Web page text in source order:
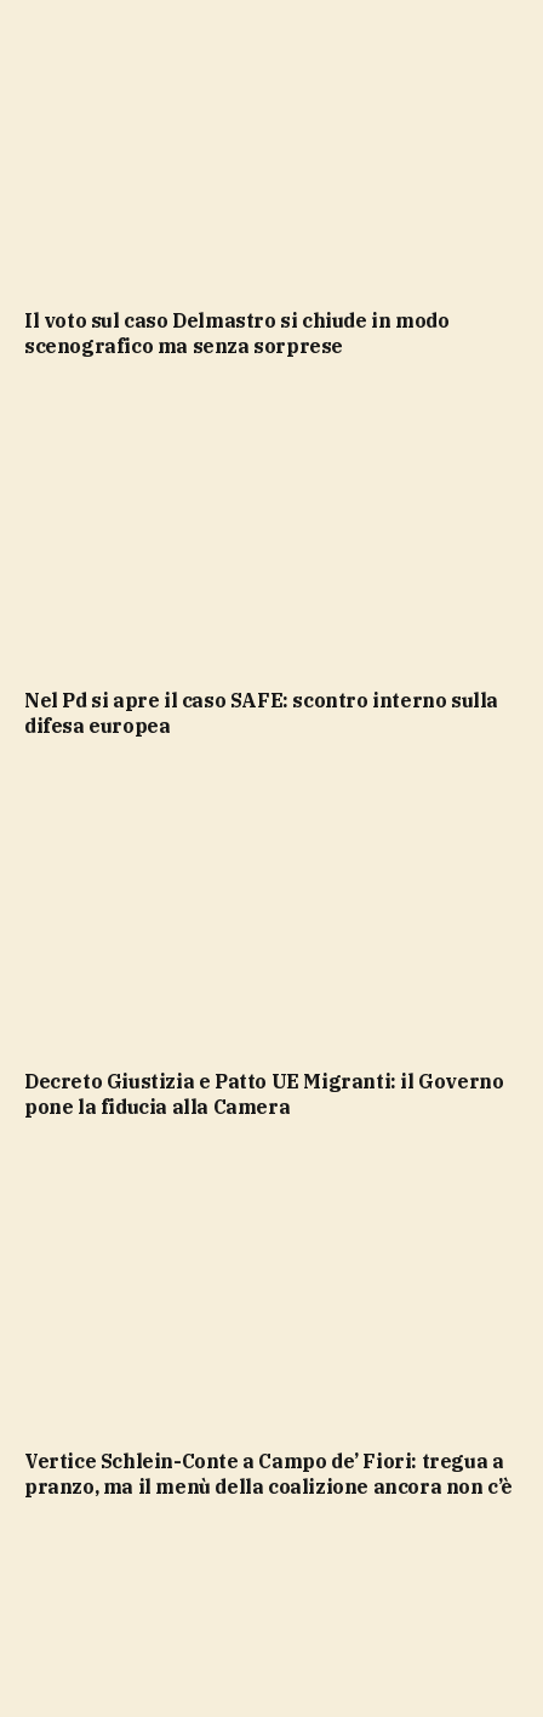
Il voto sul caso Delmastro si chiude in modo
scenografico ma senza sorprese
Nel Pd si apre il caso SAFE: scontro interno sulla
difesa europea
Decreto Giustizia e Patto UE Migranti: il Governo
pone la fiducia alla Camera
Vertice Schlein-Conte a Campo de’ Fiori: tregua a
pranzo, ma il menù della coalizione ancora non c’è